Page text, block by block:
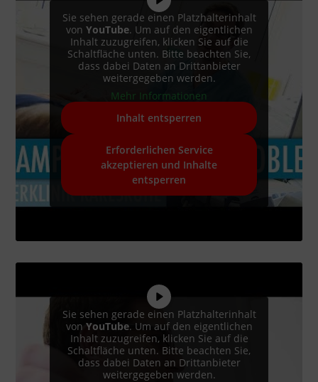
Sie sehen gerade einen Platzhalterinhalt
von YouTube. Um auf den eigentlichen
Inhalt zuzugreifen, klicken Sie auf die
Schaltfläche unten. Bitte beachten Sie,
dass dabei Daten an Drittanbieter
weitergegeben werden.
Mehr Informationen
Inhalt entsperren
Erforderlichen Service
akzeptieren und Inhalte
entsperren
Sie sehen gerade einen Platzhalterinhalt
von YouTube. Um auf den eigentlichen
Inhalt zuzugreifen, klicken Sie auf die
Schaltfläche unten. Bitte beachten Sie,
dass dabei Daten an Drittanbieter
weitergegeben werden.